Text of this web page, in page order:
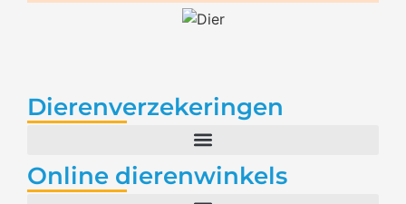
Dierenverzekeringen
Online dierenwinkels